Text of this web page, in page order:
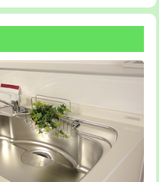
洗浄便
22,000円
3,300円
5,500円
ンド止
5,500円
し作
11,000円
+3,300円
33,000円
8,800円
・修
業）
11,000円